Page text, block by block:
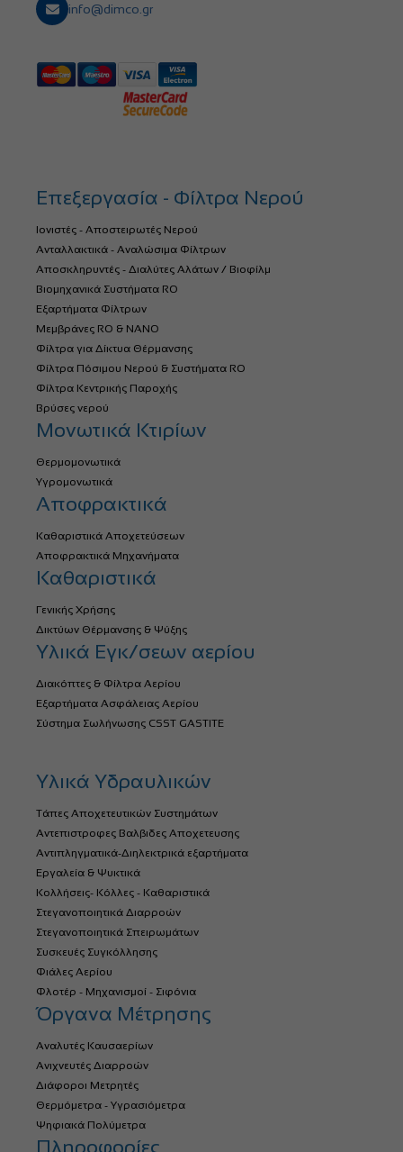
info@dimco.gr
Επεξεργασία - Φίλτρα Νερού
Ιονιστές - Αποστειρωτές Νερού
Ανταλλακτικά - Αναλώσιμα Φίλτρων
Αποσκληρυντές - Διαλύτες Αλάτων / Βιοφίλμ
Βιομηχανικά Συστήματα RO
Εξαρτήματα Φίλτρων
Μεμβράνες RO & NANO
Φίλτρα για Δίκτυα Θέρμανσης
Φίλτρα Πόσιμου Νερού & Συστήματα RO
Φίλτρα Κεντρικής Παροχής
Βρύσες νερού
Μονωτικά Κτιρίων
Θερμομονωτικά
Υγρομονωτικά
Αποφρακτικά
Καθαριστικά Αποχετεύσεων
Αποφρακτικά Μηχανήματα
Καθαριστικά
Γενικής Χρήσης
Δικτύων Θέρμανσης & Ψύξης
Υλικά Εγκ/σεων αερίου
Διακόπτες & Φίλτρα Αερίου
Εξαρτήματα Ασφάλειας Αερίου
Σύστημα Σωλήνωσης CSST GASTITE
Υλικά Υδραυλικών
Τάπες Αποχετευτικών Συστημάτων
Αντεπιστροφες Βαλβιδες Αποχετευσης
Αντιπληγματικά-Διηλεκτρικά εξαρτήματα
Εργαλεία & Ψυκτικά
Κολλήσεις- Κόλλες - Καθαριστικά
Στεγανοποιητικά Διαρροών
Στεγανοποιητικά Σπειρωμάτων
Συσκευές Συγκόλλησης
Φιάλες Αερίου
Φλοτέρ - Μηχανισμοί - Σιφόνια
Όργανα Μέτρησης
Αναλυτές Καυσαερίων
Ανιχνευτές Διαρροών
Διάφοροι Μετρητές
Θερμόμετρα - Υγρασιόμετρα
Ψηφιακά Πολύμετρα
Πληροφορίες